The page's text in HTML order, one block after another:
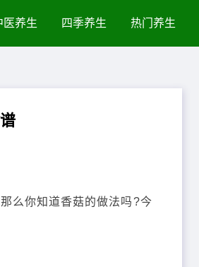
医养生 四季养生 热门养生
么你知道香菇的做法吗?今